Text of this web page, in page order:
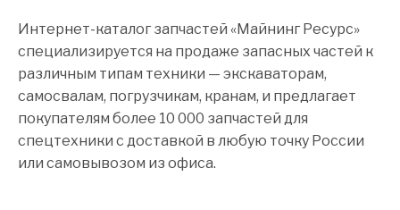
Интернет-каталог запчастей «Майнинг Ресурс»
специализируется на продаже запасных частей к
различным типам техники — экскаваторам,
самосвалам, погрузчикам, кранам, и предлагает
покупателям более 10 000 запчастей для
спецтехники с доставкой в любую точку России
или самовывозом из офиса.